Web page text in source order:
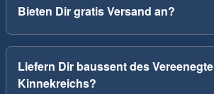
Bieten Dir gratis Versand an?
Liefern Dir baussent des Vereenegte
Kinnekreichs?